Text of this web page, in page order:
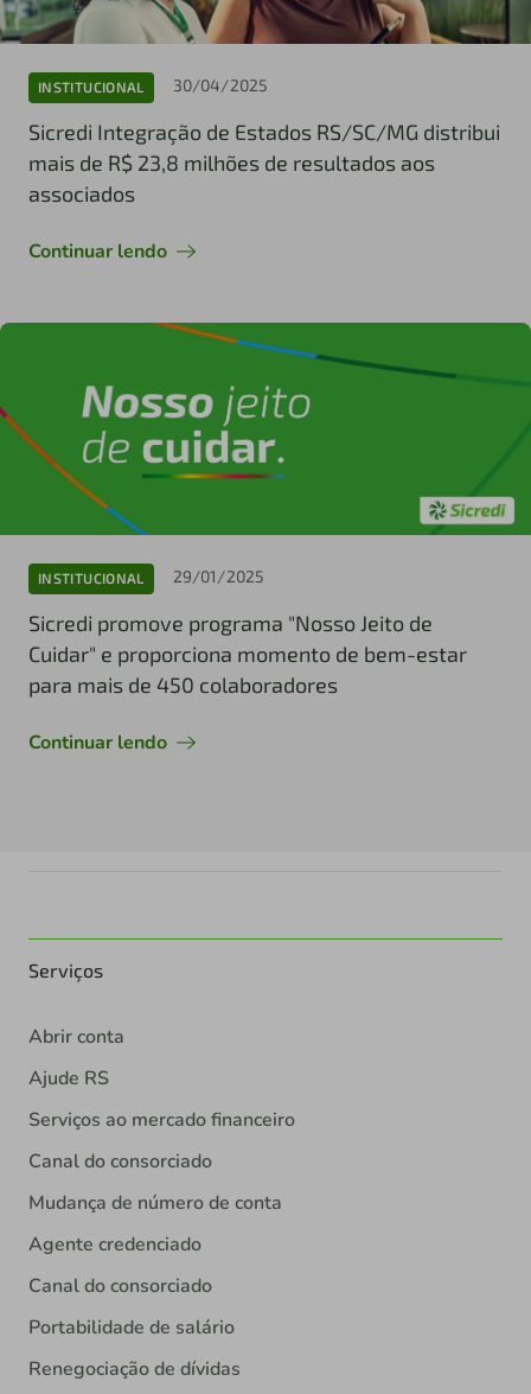
INSTITUCIONAL 30/04/2025
Sicredi Integração de Estados RS/SC/MG distribui
mais de R$ 23,8 milhões de resultados aos
associados
Continuar lendo
INSTITUCIONAL 29/01/2025
Sicredi promove programa "Nosso Jeito de
Cuidar" e proporciona momento de bem-estar
para mais de 450 colaboradores
Continuar lendo
Serviços
Abrir conta
Ajude RS
Serviços ao mercado financeiro
Canal do consorciado
Mudança de número de conta
Agente credenciado
Canal do consorciado
Portabilidade de salário
Renegociação de dívidas